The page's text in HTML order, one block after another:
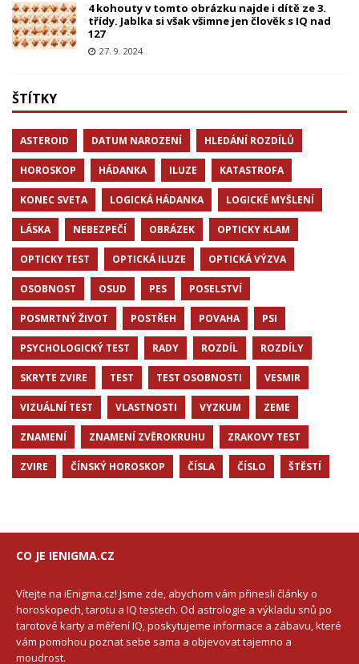
4 kohouty v tomto obrázku najde i dítě ze 3.
třídy. Jablka si však všimne jen člověk s IQ nad
127
27. 9. 2024
ŠTÍTKY
ASTEROID DATUM NAROZENÍ HLEDÁNÍ ROZDÍLŮ
HOROSKOP HÁDANKA ILUZE KATASTROFA
KONEC SVETA LOGICKÁ HÁDANKA LOGICKÉ MYŠLENÍ
LÁSKA NEBEZPEČÍ OBRÁZEK OPTICKY KLAM
OPTICKY TEST OPTICKÁ ILUZE OPTICKÁ VÝZVA
OSOBNOST OSUD PES POSELSTVÍ
POSMRTNÝ ŽIVOT POSTŘEH POVAHA PSI
PSYCHOLOGICKÝ TEST RADY ROZDÍL ROZDÍLY
SKRYTE ZVIRE TEST TEST OSOBNOSTI VESMIR
VIZUÁLNÍ TEST VLASTNOSTI VYZKUM ZEME
ZNAMENÍ ZNAMENÍ ZVĚROKRUHU ZRAKOVY TEST
ZVIRE ČÍNSKÝ HOROSKOP ČÍSLA ČÍSLO ŠTĚSTÍ
CO JE IENIGMA.CZ
Vítejte na iEnigma.cz! Jsme zde, abychom vám přinesli články o
horoskopech, tarotu a IQ testech. Od astrologie a výkladu snů po
tarotové karty a měření IQ, poskytujeme informace a zábavu, které
vám pomohou poznat sebe sama a objevovat tajemno a
moudrost.